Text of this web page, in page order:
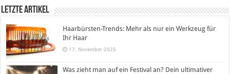
Letzte Artikel
Haarbürsten-Trends: Mehr als nur ein Werkzeug für
Ihr Haar
17. November 2025
Was zieht man auf ein Festival an? Dein ultimativer